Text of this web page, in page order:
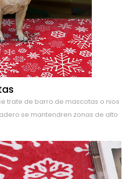
trate de barro de mascotas o nios
se mantendren zonas de alto